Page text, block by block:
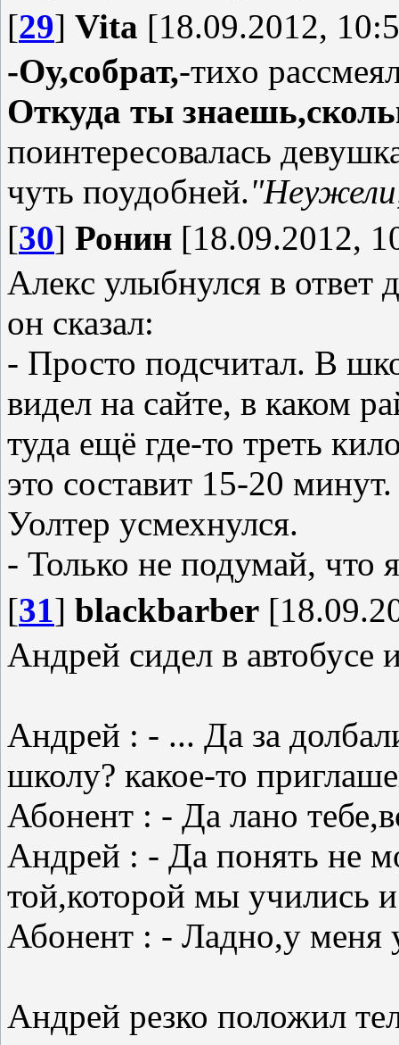
[29] Vita [18.09.2012,
-Оу,собрат,-тихо
Откуда ты
поинтересовалась
чуть поудобней.
[30] Ронин [18.09.2012,
Алекс улыбнулся в ответ
он сказал:
- Просто подсчитал. В
видел на сайте, в каком
туда ещё где-то треть
это составит 15-20 минут.
Уолтер усмехнулся.
- Только не подумай, что
[31] blackbarber
Андрей сидел в автобусе
Андрей : - ... Да за
школу? какое-то
Абонент : - Да лано
Андрей : - Да понять не
той,которой мы учились
Абонент : - Ладно,у меня
Андрей резко положил